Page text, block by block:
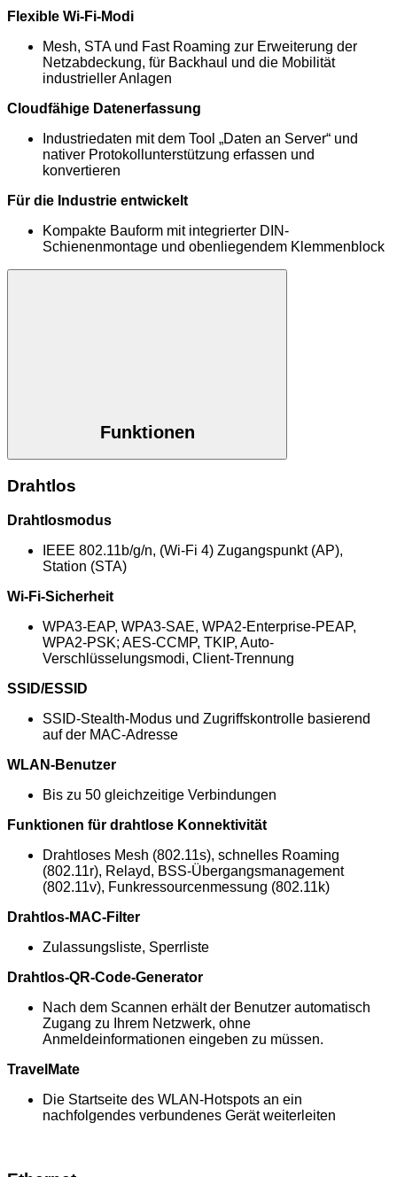
Flexible Wi-Fi-Modi
Mesh, STA und Fast Roaming zur Erweiterung der
Netzabdeckung, für Backhaul und die Mobilität
industrieller Anlagen
Cloudfähige Datenerfassung
Industriedaten mit dem Tool „Daten an Server“ und
nativer Protokollunterstützung erfassen und
konvertieren
Für die Industrie entwickelt
Kompakte Bauform mit integrierter DIN-
Schienenmontage und obenliegendem Klemmenblock
Funktionen
Drahtlos
Drahtlosmodus
IEEE 802.11b/g/n, (Wi-Fi 4) Zugangspunkt (AP),
Station (STA)
Wi-Fi-Sicherheit
WPA3-EAP, WPA3-SAE, WPA2-Enterprise-PEAP,
WPA2-PSK; AES-CCMP, TKIP, Auto-
Verschlüsselungsmodi, Client-Trennung
SSID/ESSID
SSID-Stealth-Modus und Zugriffskontrolle basierend
auf der MAC-Adresse
WLAN-Benutzer
Bis zu 50 gleichzeitige Verbindungen
Funktionen für drahtlose Konnektivität
Drahtloses Mesh (802.11s), schnelles Roaming
(802.11r), Relayd, BSS-Übergangsmanagement
(802.11v), Funkressourcenmessung (802.11k)
Drahtlos-MAC-Filter
Zulassungsliste, Sperrliste
Drahtlos-QR-Code-Generator
Nach dem Scannen erhält der Benutzer automatisch
Zugang zu Ihrem Netzwerk, ohne
Anmeldeinformationen eingeben zu müssen.
TravelMate
Die Startseite des WLAN-Hotspots an ein
nachfolgendes verbundenes Gerät weiterleiten